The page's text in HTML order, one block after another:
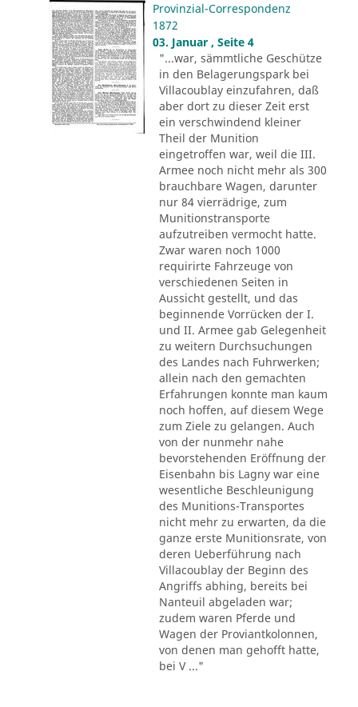
Provinzial-Correspondenz
1872
03. Januar , Seite 4
"...war, sämmtliche Geschütze
in den Belagerungspark bei
Villacoublay einzufahren, daß
aber dort zu dieser Zeit erst
ein verschwindend kleiner
Theil der Munition
eingetroffen war, weil die III.
Armee noch nicht mehr als 300
brauchbare Wagen, darunter
nur 84 vierrädrige, zum
Munitionstransporte
aufzutreiben vermocht hatte.
Zwar waren noch 1000
requirirte Fahrzeuge von
verschiedenen Seiten in
Aussicht gestellt, und das
beginnende Vorrücken der I.
und II. Armee gab Gelegenheit
zu weitern Durchsuchungen
des Landes nach Fuhrwerken;
allein nach den gemachten
Erfahrungen konnte man kaum
noch hoffen, auf diesem Wege
zum Ziele zu gelangen. Auch
von der nunmehr nahe
bevorstehenden Eröffnung der
Eisenbahn bis Lagny war eine
wesentliche Beschleunigung
des Munitions-Transportes
nicht mehr zu erwarten, da die
ganze erste Munitionsrate, von
deren Ueberführung nach
Villacoublay der Beginn des
Angriffs abhing, bereits bei
Nanteuil abgeladen war;
zudem waren Pferde und
Wagen der Proviantkolonnen,
von denen man gehofft hatte,
bei V ..."